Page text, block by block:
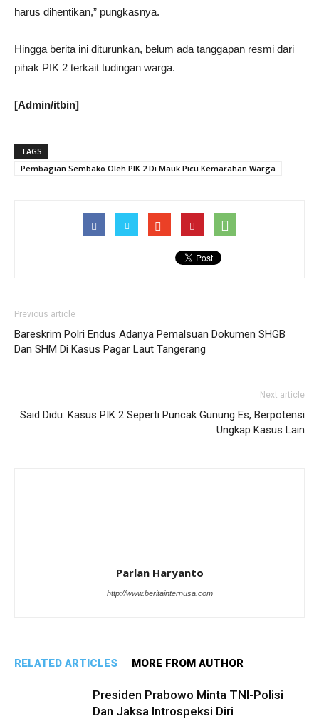
harus dihentikan,” pungkasnya.
Hingga berita ini diturunkan, belum ada tanggapan resmi dari
pihak PIK 2 terkait tudingan warga.
[Admin/itbin]
TAGS
Pembagian Sembako Oleh PIK 2 Di Mauk Picu Kemarahan Warga
Previous article
Bareskrim Polri Endus Adanya Pemalsuan Dokumen SHGB
Dan SHM Di Kasus Pagar Laut Tangerang
Next article
Said Didu: Kasus PIK 2 Seperti Puncak Gunung Es, Berpotensi
Ungkap Kasus Lain
Parlan Haryanto
http://www.beritainternusa.com
RELATED ARTICLES MORE FROM AUTHOR
Presiden Prabowo Minta TNI-Polisi
Dan Jaksa Introspeksi Diri